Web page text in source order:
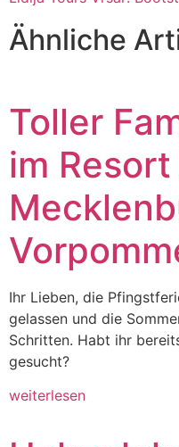
Ähnliche
Toller
im
Ihr Lieben, die
gelassen und die
Schritten. Habt ihr
gesucht?
weiterlesen